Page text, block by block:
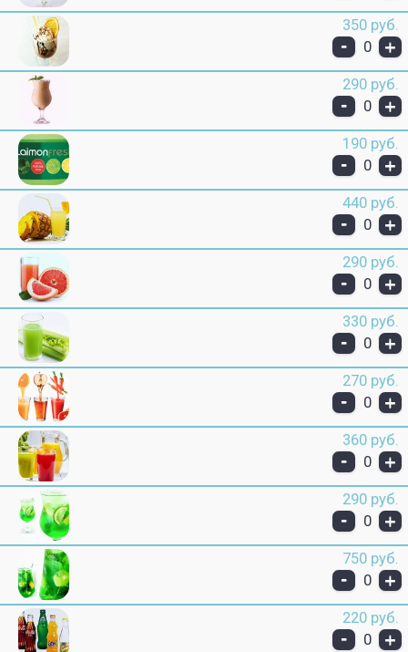
350 руб.
- 0 +
290 руб.
- 0 +
190 руб.
- 0 +
440 руб.
- 0 +
290 руб.
- 0 +
330 руб.
- 0 +
270 руб.
- 0 +
360 руб.
- 0 +
290 руб.
- 0 +
750 руб.
- 0 +
220 руб.
- 0 +